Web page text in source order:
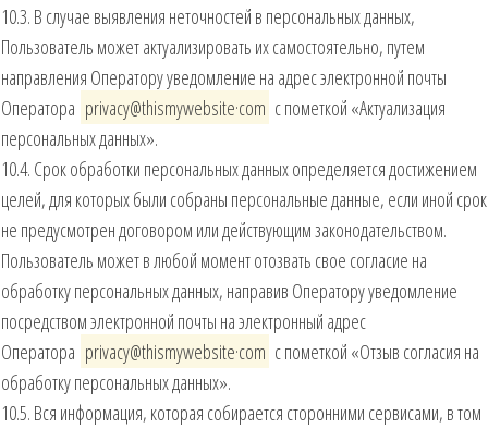
10.3. В случае выявления неточностей в персональных данных,
Пользователь может актуализировать их самостоятельно, путем
направления Оператору уведомление на адрес электронной почты
Оператора privacy@thismywebsite·com с пометкой «Актуализация
персональных данных».
10.4. Срок обработки персональных данных определяется достижением
целей, для которых были собраны персональные данные, если иной срок
не предусмотрен договором или действующим законодательством.
Пользователь может в любой момент отозвать свое согласие на
обработку персональных данных, направив Оператору уведомление
посредством электронной почты на электронный адрес
Оператора privacy@thismywebsite·com с пометкой «Отзыв согласия на
обработку персональных данных».
10.5. Вся информация, которая собирается сторонними сервисами, в том